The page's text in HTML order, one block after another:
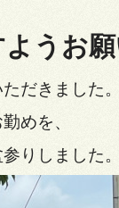
うお
だきました。
めを、
りしました。